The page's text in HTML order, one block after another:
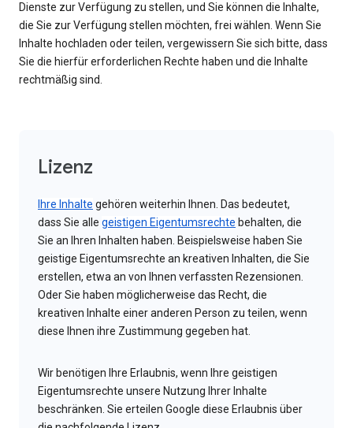
Dienste zur Verfügung zu stellen, und Sie können die Inhalte,
die Sie zur Verfügung stellen möchten, frei wählen. Wenn Sie
Inhalte hochladen oder teilen, vergewissern Sie sich bitte, dass
Sie die hierfür erforderlichen Rechte haben und die Inhalte
rechtmäßig sind.
Lizenz
Ihre Inhalte gehören weiterhin Ihnen. Das bedeutet,
dass Sie alle geistigen Eigentumsrechte behalten, die
Sie an Ihren Inhalten haben. Beispielsweise haben Sie
geistige Eigentumsrechte an kreativen Inhalten, die Sie
erstellen, etwa an von Ihnen verfassten Rezensionen.
Oder Sie haben möglicherweise das Recht, die
kreativen Inhalte einer anderen Person zu teilen, wenn
diese Ihnen ihre Zustimmung gegeben hat.
Wir benötigen Ihre Erlaubnis, wenn Ihre geistigen
Eigentumsrechte unsere Nutzung Ihrer Inhalte
beschränken. Sie erteilen Google diese Erlaubnis über